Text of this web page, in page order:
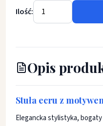
Ilość:
Opis
Stuła ecru z
Elegancka stylistyka,